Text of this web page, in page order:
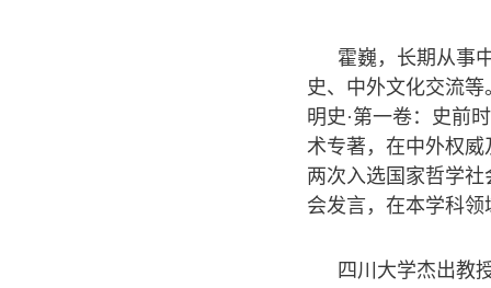
霍巍，长期从事
史、中外文化交流
明史·第一卷：史前
术专著，在中外权
两次入选国家哲学
会发言，在本学科
四川大学杰出教